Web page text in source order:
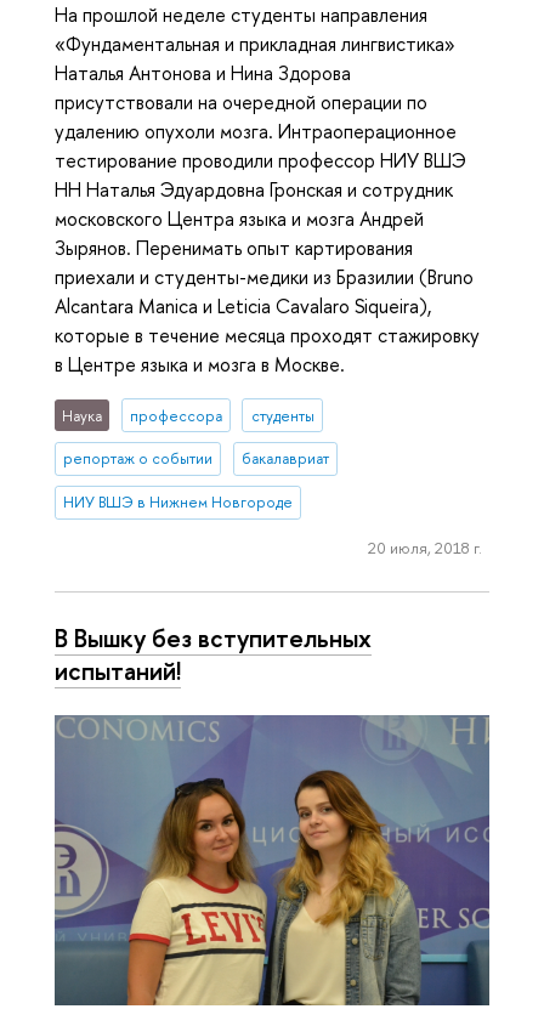
На прошлой неделе студенты направления
«Фундаментальная и прикладная лингвистика»
Наталья Антонова и Нина Здорова
присутствовали на очередной операции по
удалению опухоли мозга. Интраоперационное
тестирование проводили профессор НИУ ВШЭ
НН Наталья Эдуардовна Гронская и сотрудник
московского Центра языка и мозга Андрей
Зырянов. Перенимать опыт картирования
приехали и студенты-медики из Бразилии (Bruno
Alcantara Manica и Leticia Cavalaro Siqueira),
которые в течение месяца проходят стажировку
в Центре языка и мозга в Москве.
Наука профессора студенты
репортаж о событии бакалавриат
НИУ ВШЭ в Нижнем Новгороде
20 июля, 2018 г.
В Вышку без вступительных
испытаний!